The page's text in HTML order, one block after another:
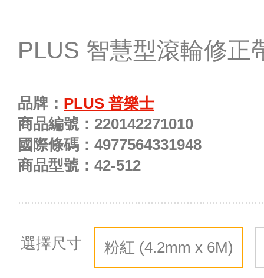
PLUS 智慧型滾輪修正
品牌： PLUS 普樂士
商品編號： 220142271010
國際條碼： 4977564331948
商品型號： 42-512
選擇尺寸 粉紅 (4.2mm x 6M)